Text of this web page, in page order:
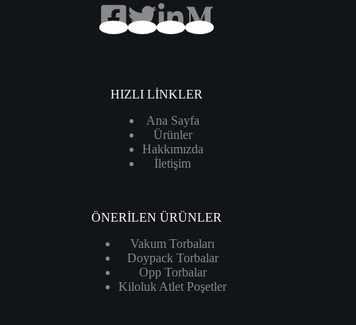
HIZLI LİNKLER
Ana Sayfa
Ürünler
Hakkımızda
İletişim
ÖNERİLEN ÜRÜNLER
Vakum Torbaları
Doypack Torbalar
Opp Torbalar
Kiloluk Atlet Poşetler